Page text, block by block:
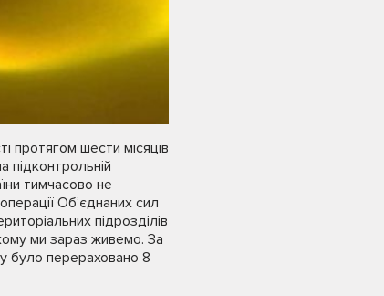
протягом шести місяців
підконтрольній
тимчасово не
Об’єднаних сил
підрозділів
ми зараз живемо. За
було перераховано 8